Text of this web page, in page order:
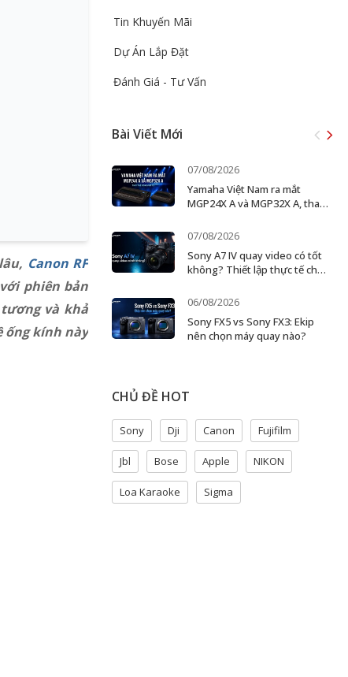
Canon RF
phiên bản
và khả
ống kính này
Tin Khuyến Mãi
Dự Án Lắp Đặt
Đánh Giá - Tư Vấn
Bài Viết Mới
07/08/2026
Yamaha Việt Nam ra mắt
MGP24X A và MGP32X A, thay
07/08/2026
Sony A7 IV quay video có tốt
không? Thiết lập thực tế cho
06/08/2026
Sony FX5 vs Sony FX3: Ekip
nên chọn máy quay nào?
CHỦ ĐỀ HOT
Sony Dji Canon Fujifilm
Jbl Bose Apple NIKON
Loa Karaoke Sigma